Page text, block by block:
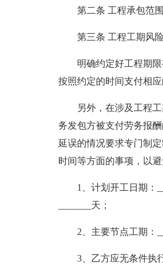
第二条 工程承包范围
第三条 工程工期风
明确约定好工程期
按照约定的时间支付相
另外，在涉及工程
务发包方被支付劳务报
延误的情况要求专门制
时间等方面的事项，以
1、计划开工日期：
_______天；
2、主要节点工期：
3、乙方应无条件执